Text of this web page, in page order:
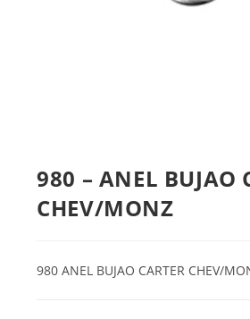
980 – ANEL BUJAO
CHEV/MONZ
980 ANEL BUJAO CARTER CHEV/